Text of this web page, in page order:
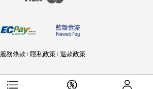
服務條款 | 隱私政策 | 退款政策